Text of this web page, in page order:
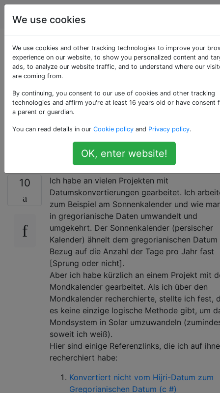
Programmierung
Gibt es einen
korrekten Konverter
für Hijri-Daten zu
Gregorianischen
Daten?
10
Ich habe an vielen Projekten mit
Datumskonvertierungen gearbeitet. Ich
zum Beispiel am Sonnenkalender und wie
in gregorianische Daten umwandelt und
umgekehrt. Der Sonnenkalender (persischer
Kalender) ähnelt dem gregorianischen Datum
Bezug auf die Anzahl der Tage pro Jahr fast
[Sprung oder nicht].
Aber ich habe kürzlich an einem Projekt mit
Mondkalender gearbeitet. Als ich über den
Mondkalender recherchierte, stellte ich fest,
es keine einzige logische Methode gibt, um
Mondsystem in Solar umzuwandeln
soweit ich weiß).
Hier sind einige Referenzlinks, die ich auf
recherchiert habe:
Konvertiert nicht vom Hijri-Datum zum
Gregorianischen Datum (c #)
We use cookies
We use cookies and other tracking technologies to improve your
experience on our website, to show you personalized content and
ads, to analyze our website traffic, and to understand where our
are coming from.
By continuing, you consent to our use of cookies and other tracking
technologies and affirm you're at least 16 years old or have consent
a parent or guardian.
You can read details in our Cookie policy and Privacy policy.
OK, enter website!